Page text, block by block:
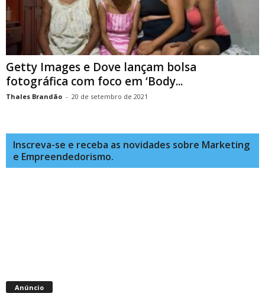
Getty Images e Dove lançam bolsa
fotográfica com foco em ‘Body...
Thales Brandão - 20 de setembro de 2021
Inscreva-se e receba as novidades sobre Marketing
e Empreendedorismo.
Anúncio